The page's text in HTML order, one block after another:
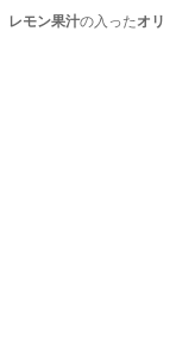
レモン果汁の入ったオリ